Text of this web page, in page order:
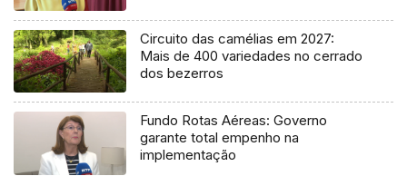
Circuito das camélias em 2027:
Mais de 400 variedades no cerrado
dos bezerros
Fundo Rotas Aéreas: Governo
garante total empenho na
implementação